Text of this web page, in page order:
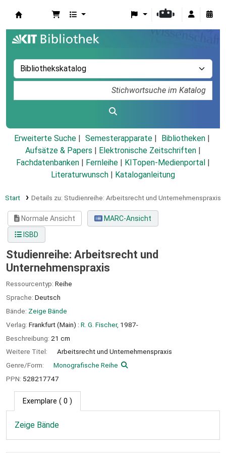
Erweiterte Suche Semesterapparate
Bibliotheken
Aufsätze & Papers
Elektronische Zeitschriften
Fachdatenbanken
Fernleihe KITopen-Medienportal
Literaturwunsch
Kataloganleitung
Start Details zu: Studienreihe: Arbeitsrecht und Unternehmenspraxis
Normale Ansicht
MARC-Ansicht
ISBD
Studienreihe: Arbeitsrecht und
Unternehmenspraxis
Ressourcentyp: Reihe
Sprache: Deutsch
Bände: Zeige Bände
Verlag: Frankfurt (Main) : R. G. Fischer, 1987-
Beschreibung: 21 cm
Weitere Titel:
Arbeitsrecht und Unternehmenspraxis
Genre/Form:
Monografische Reihe
PPN: 528217747
Exemplare ( 0 )
Zeige Bände